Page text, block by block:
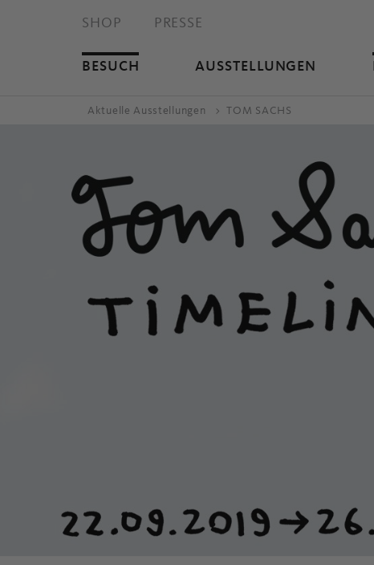
BESUCH AUSSTELLUNGEN
SHOP PRESSE
Aktuelle Ausstellungen TOM SACHS